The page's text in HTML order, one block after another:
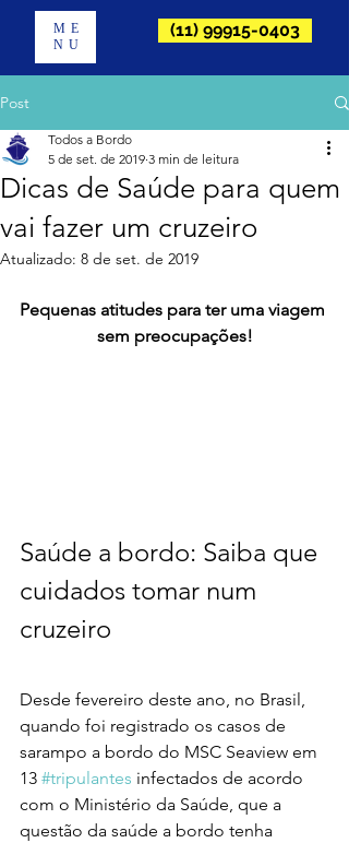
ME
NU
(11) 99915-0403
Post
Dicas de Saúde para quem
vai fazer um cruzeiro
Todos a Bordo
5 de set. de 2019 3 min de leitura
Atualizado: 8 de set. de 2019
Pequenas atitudes para ter uma viagem
sem preocupações!
Saúde a bordo: Saiba que
cuidados tomar num
cruzeiro
Desde fevereiro deste ano, no Brasil,
quando foi registrado os casos de
sarampo a bordo do MSC Seaview em
13 #tripulantes infectados de acordo
com o Ministério da Saúde, que a
questão da saúde a bordo tenha